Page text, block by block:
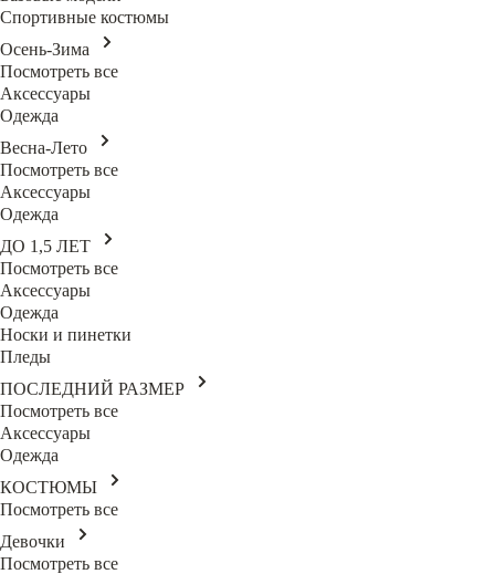
Спортивные костюмы
Осень-Зима
Посмотреть все
Аксессуары
Одежда
Весна-Лето
Посмотреть все
Аксессуары
Одежда
ДО 1,5 ЛЕТ
Посмотреть все
Аксессуары
Одежда
Носки и пинетки
Пледы
ПОСЛЕДНИЙ РАЗМЕР
Посмотреть все
Аксессуары
Одежда
КОСТЮМЫ
Посмотреть все
Девочки
Посмотреть все